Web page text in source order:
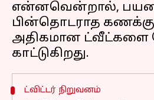
என்னவென்றால்,
பின்தொடராத
அதிகமான ட்வீட்களை
ட்விட்டர் நிறுவனம்